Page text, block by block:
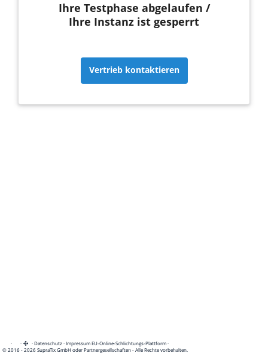
Ihre Testphase abgelaufen /
Ihre Instanz ist gesperrt
Vertrieb kontaktieren
· · ·Datenschutz·Impressum EU-Online-Schlichtungs-Plattform·
© 2016 - 2026 SupraTix GmbH oder Partnergesellschaften - Alle Rechte vorbehalten.